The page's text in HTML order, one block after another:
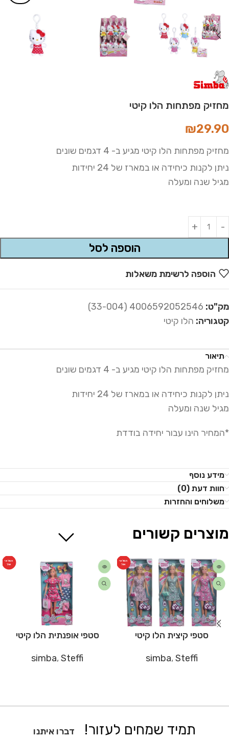
מחזיק מפתחות הלו קיטי
₪29.90
מחזיק מפתחות הלו קיטי מגיע ב- 4 דגמים שונים
ניתן לקנות כיחידה או במארז של 24 יחידות
מגיל שנה ומעלה
הוספה לסל
Alternative:
הוספה לרשימת משאלות
מק"ט: 4006592052546 (33-004)
קטגוריה: הלו קיטי
תיאור
מחזיק מפתחות הלו קיטי מגיע ב- 4 דגמים שונים
ניתן לקנות כיחידה או במארז של 24 יחידות
מגיל שנה ומעלה
*המחיר הינו עבור יחידה בודדת
מידע נוסף
חוות דעת (0)
משלוחים והחזרות
מוצרים קשורים
המלאי
אזל
סטפי קיצית הלו קיטי
simba,Steffi
המלאי
אזל
סטפי אופנתית הלו קיטי
simba,Steffi
תמיד שמחים לעזור! דברו איתנו